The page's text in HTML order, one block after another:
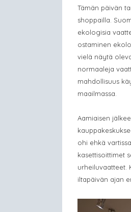
Tämän päivän
shoppailla.
ekologisia
ostaminen
vielä näytä
normaaleja
mahdollisuus
maailmassa.
Aamiaisen
ohi ehkä
kasettisoittimet
urheiluvaatteet.
iltapäivän ajan